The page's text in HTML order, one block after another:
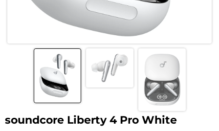
soundcore Liberty 4 Pro White